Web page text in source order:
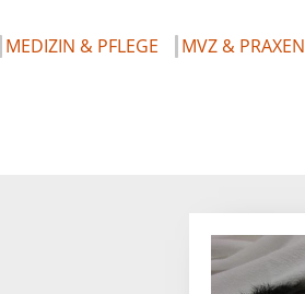
MEDIZIN & PFLEGE MVZ & PRAXEN